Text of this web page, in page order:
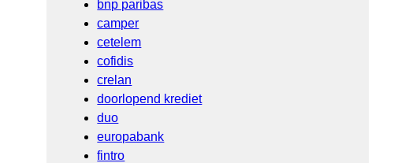
bnp paribas
camper
cetelem
cofidis
crelan
doorlopend krediet
duo
europabank
fintro